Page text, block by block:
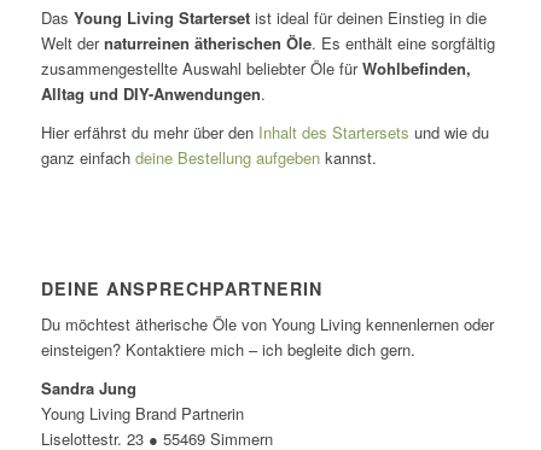
Das Young Living Startersetist ideal für deinen Einstieg in die
Welt dernaturreinen ätherischen Öle. Es enthält eine sorgfältig
zusammengestellte Auswahl beliebter Öle fürWohlbefinden,
Alltag und DIY-Anwendungen.
Hier erfährst du mehr über den Inhalt des Startersets und wie du
ganz einfach deine Bestellung aufgebenkannst.
DEINE ANSPRECHPARTNERIN
Du möchtest ätherische Öle von Young Living kennenlernen oder
einsteigen? Kontaktiere mich – ich begleite dich gern.
Sandra Jung
Young Living Brand Partnerin
Liselottestr. 23 ● 55469 Simmern